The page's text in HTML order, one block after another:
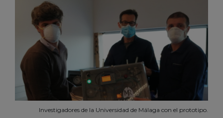
Investigadores de la Universidad de Málaga con el prototipo.